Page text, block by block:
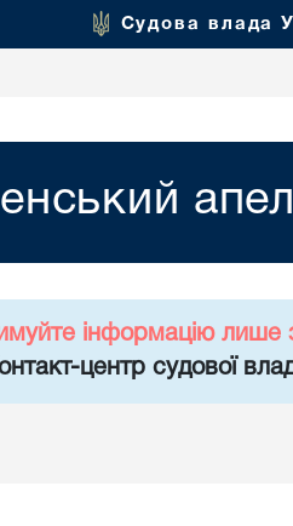
Судова влада
інформацію лише
центр судової